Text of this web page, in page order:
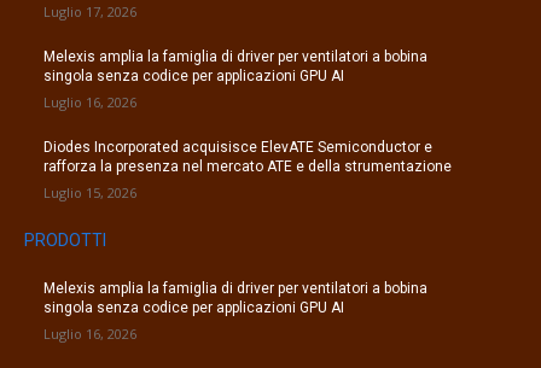
Luglio 17, 2026
Melexis amplia la famiglia di driver per ventilatori a bobina
singola senza codice per applicazioni GPU AI
Luglio 16, 2026
Diodes Incorporated acquisisce ElevATE Semiconductor e
rafforza la presenza nel mercato ATE e della strumentazione
Luglio 15, 2026
PRODOTTI
Melexis amplia la famiglia di driver per ventilatori a bobina
singola senza codice per applicazioni GPU AI
Luglio 16, 2026